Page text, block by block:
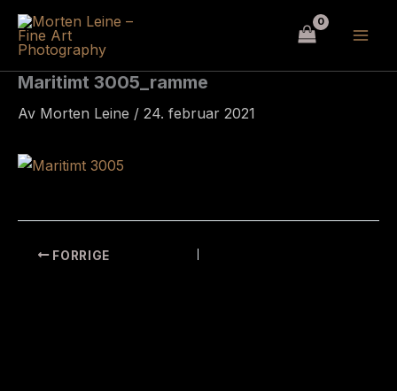
Hopp
rett
innholdet
Maritimt 3005_ramme
Av Morten Leine / 24. februar 2021
FORRIGE